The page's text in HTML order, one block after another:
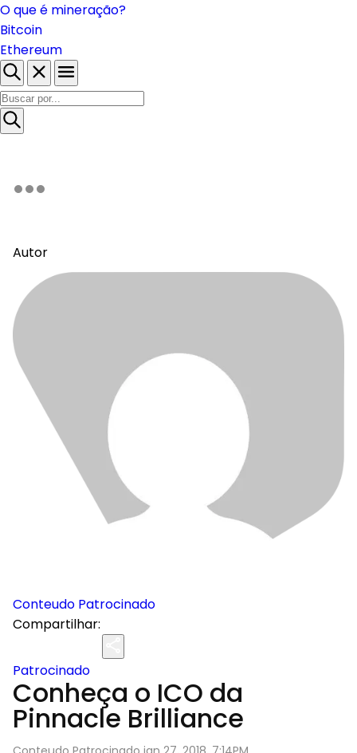
O que é mineração?
Bitcoin
Ethereum
Autor
Conteudo Patrocinado
Compartilhar:
Patrocinado
Conheça o ICO da
Pinnacle Brilliance